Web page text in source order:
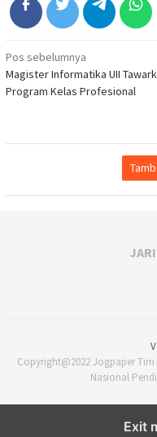
Navigasi
pos
Pos sebelumnya
Magister Informatika UII
Program Kelas Profesional
Copyright@2022 Jogpaper
Nasional
Exit